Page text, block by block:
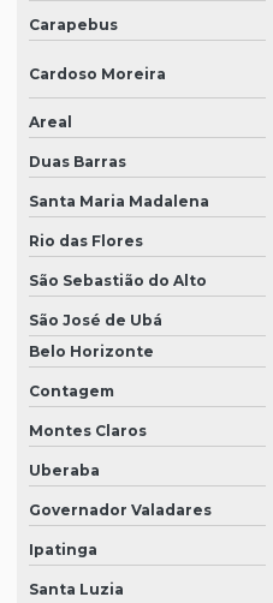
Carapebus
Cardoso Moreira
Areal
Duas Barras
Santa Maria Madalena
Rio das Flores
São Sebastião do Alto
São José de Ubá
Belo Horizonte
Contagem
Montes Claros
Uberaba
Governador Valadares
Ipatinga
Santa Luzia